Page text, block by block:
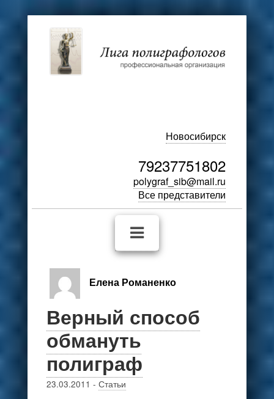
Новосибирск
79237751802
polygraf_sib@mail.ru
Все представители
Елена Романенко
Верный способ
обмануть
полиграф
23.03.2011 - Статьи